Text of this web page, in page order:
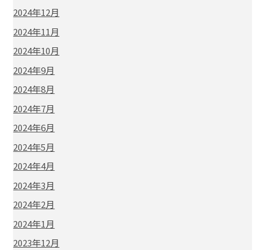
2024年12月
2024年11月
2024年10月
2024年9月
2024年8月
2024年7月
2024年6月
2024年5月
2024年4月
2024年3月
2024年2月
2024年1月
2023年12月